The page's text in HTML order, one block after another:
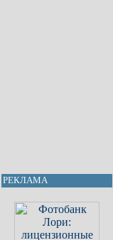
РЕКЛАМА